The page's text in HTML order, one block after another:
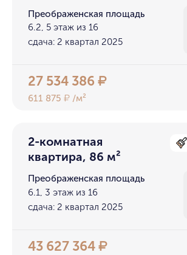
Преображенская площадь
6.2, 5 этаж из 16
сдача: 2 квартал 2025
27 534 386₽
611 875₽ /м²
2-комнатная
квартира, 86 м²
Преображенская площадь
6.1, 3 этаж из 16
сдача: 2 квартал 2025
43 627 364₽